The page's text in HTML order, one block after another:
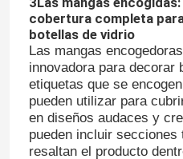
cobertura completa
botellas de vidrio
Las mangas
innovadora para decorar
etiquetas que se
pueden utilizar para
en diseños audaces y
pueden incluir secciones
resaltan el producto